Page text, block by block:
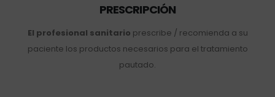
PRESCRIPCIÓN
El profesional sanitario prescribe / recomienda a su
paciente los productos necesarios para el tratamiento
pautado.